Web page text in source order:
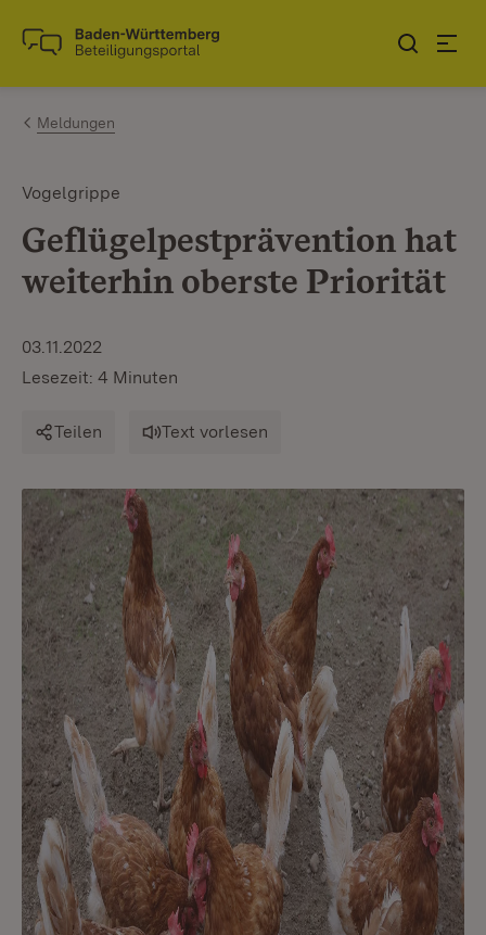
Zum Inhalt springen
Link zur Startseite
Meldungen
Vogelgrippe
Geflügelpestprävention hat
weiterhin oberste Priorität
03.11.2022
Lesezeit: 4 Minuten
Teilen Text vorlesen